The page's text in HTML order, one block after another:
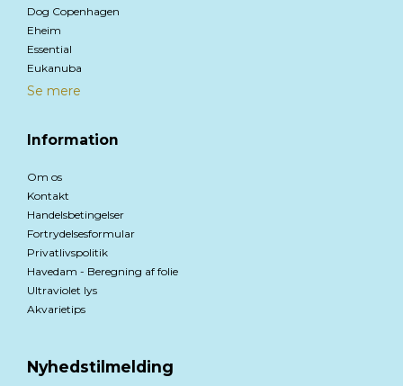
Dog Copenhagen
Eheim
Essential
Eukanuba
Se mere
Information
Om os
Kontakt
Handelsbetingelser
Fortrydelsesformular
Privatlivspolitik
Havedam - Beregning af folie
Ultraviolet lys
Akvarietips
Nyhedstilmelding